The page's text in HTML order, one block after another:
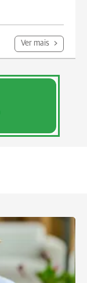
Ver mais